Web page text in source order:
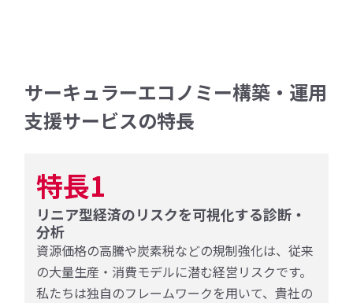
サーキュラーエコノミー構築・運用
支援サービスの特長
特長1
リニア型経済のリスクを可視化する診断・
分析
資源価格の高騰や炭素税などの規制強化は、従来
の大量生産・消費モデルに潜む経営リスクです。
私たちは独自のフレームワークを用いて、貴社の